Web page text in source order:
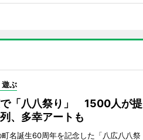
遊ぶ
「八八祭り」 1500人が提
、多幸アートも
町名誕生60周年を記念した「八広八八祭